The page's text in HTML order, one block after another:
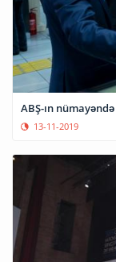
ABŞ-ın
13-11-2019